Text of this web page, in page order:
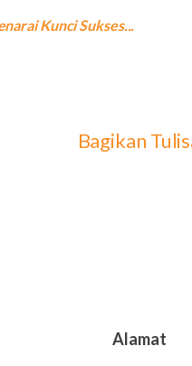
Kunci Sukses...
Bagikan
Alamat